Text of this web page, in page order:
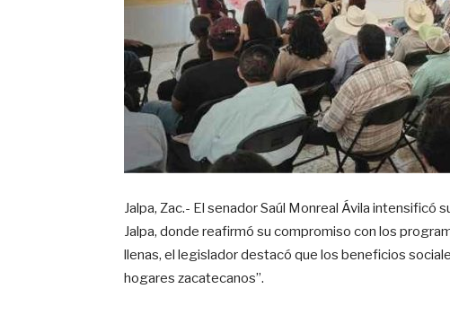
Jalpa, Zac.- El senador Saúl Monreal Ávila intensificó
Jalpa, donde reafirmó su compromiso con los
llenas, el legislador destacó que los beneficios
hogares zacatecanos”.